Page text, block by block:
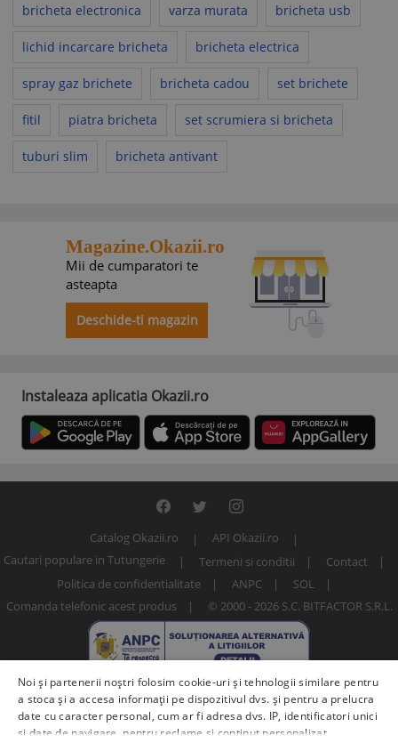
bricheta electronica varza murata bricheta usb
lichid incarcare bricheta bricheta electrica
spray gaz brichete bricheta cadou set brichete
fitil piatra bricheta set scrumiera si bricheta
tuburi slim bricheta antivant
Magazine.Okazii.ro
Mii de cumparatori te
asteapta
Deschide-ti magazin
Instaleaza aplicatia Okazii.ro
Catalog Okazii.ro
API Okazii.ro
Cautari populare in Tutungerie
Termeni si conditii
Contact
Politica de confidentialitate
ANPC
SOL
Comanda telefonic acest produs
© 2000 - 2026 S.C. BITFACTOR S.R.L.
Noi și partenerii noștri folosim cookie-uri și tehnologii similare pentru
a stoca și a accesa informații pe dispozitivul dvs. și pentru a prelucra
date cu caracter personal, cum ar fi adresa dvs. IP, identificatori unici
și date de navigare, pentru reclame și conținut personalizat,